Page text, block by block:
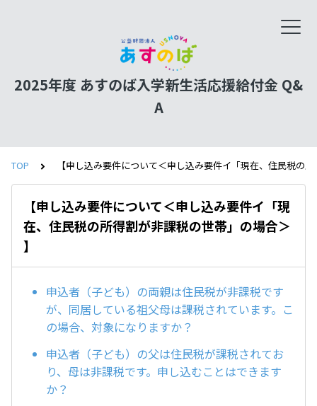
2025年度 あすのば入学新生活応援給付金 Q&
A
TOP 【申し込み要件について＜申し込み要件イ「現在、住民税の
【申し込み要件について＜申し込み要件イ「現
在、住民税の所得割が非課税の世帯」の場合＞
】
申込者（子ども）の両親は住民税が非課税です
が、同居している祖父母は課税されています。こ
の場合、対象になりますか？
申込者（子ども）の父は住民税が課税されてお
り、母は非課税です。申し込むことはできます
か？